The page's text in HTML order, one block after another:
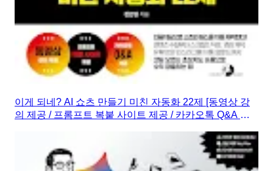
이게 되네? AI 쇼츠 만들기 미친 자동화 22제 [동영상 강
의 제공 / 프롬프트 복붙 사이트 제공 / 카카오톡 Q&A 제